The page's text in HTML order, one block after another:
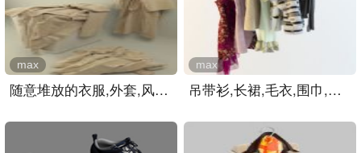
随意堆放的衣服,外套,风衣..
max
吊带衫,长裙,毛衣,围巾,ma..
max